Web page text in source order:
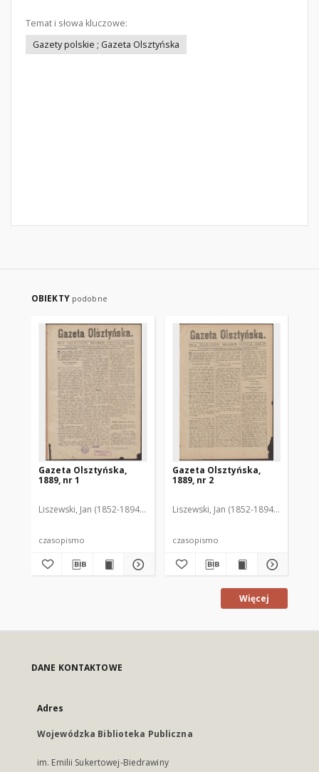
Temat i słowa kluczowe:
Gazety polskie ; Gazeta Olsztyńska
OBIEKTY podobne
Gazeta Olsztyńska,
1889, nr 1
Liszewski, Jan (1852-1894). Red.
czasopismo
Gazeta Olsztyńska,
1889, nr 2
Liszewski, Jan (1852-1894). Red.
czasopismo
Więcej
DANE KONTAKTOWE
Adres
Wojewódzka Biblioteka Publiczna
im. Emilii Sukertowej-Biedrawiny